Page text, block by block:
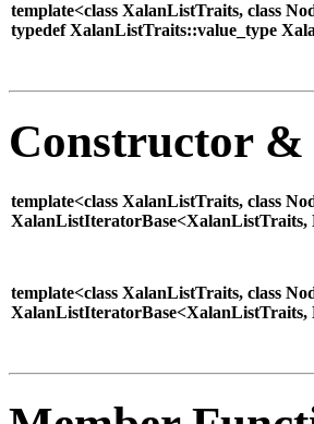
template<class XalanListTraits, class
typedef XalanListTraits::value_type
Constructor &
template<class XalanListTraits, class
template<class XalanListTraits, class